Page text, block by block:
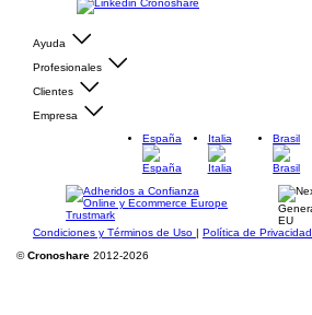
Ayuda
Profesionales
Clientes
Empresa
España
Italia Brasil
Condiciones y Términos de Uso | Política de Privacidad
©Cronoshare 2012-2026